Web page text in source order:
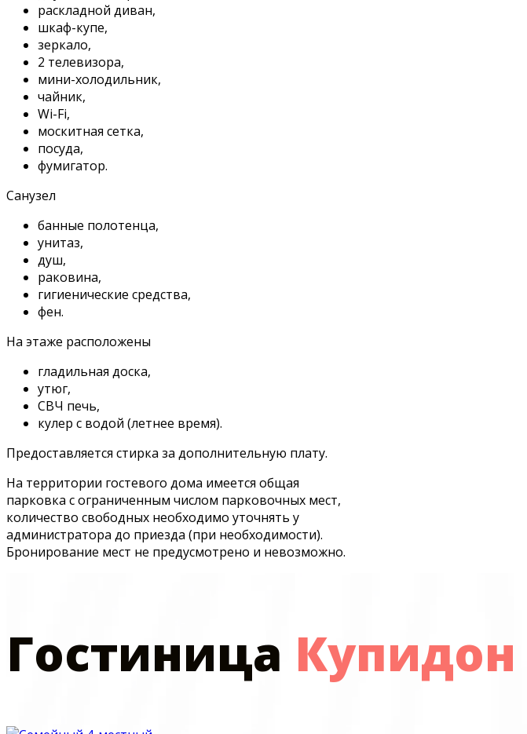
раскладной диван,
шкаф-купе,
зеркало,
2 телевизора,
мини-холодильник,
чайник,
Wi-Fi,
москитная сетка,
посуда,
фумигатор.
Санузел
банные полотенца,
унитаз,
душ,
раковина,
гигиенические средства,
фен.
На этаже расположены
гладильная доска,
утюг,
СВЧ печь,
кулер с водой (летнее время).
Предоставляется стирка за дополнительную плату.
На территории гостевого дома имеется общая
парковка с ограниченным числом парковочных мест,
количество свободных необходимо уточнять у
администратора до приезда (при необходимости).
Бронирование мест не предусмотрено и невозможно.
Гостиница Купидон